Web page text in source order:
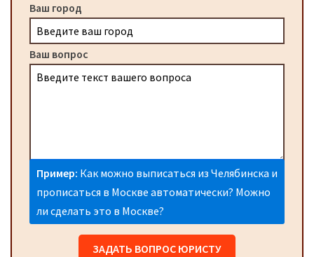
Ваш город
Ваш вопрос
Пример: Как можно выписаться из Челябинска и
прописаться в Москве автоматически? Можно
ли сделать это в Москве?
ЗАДАТЬ ВОПРОС ЮРИСТУ